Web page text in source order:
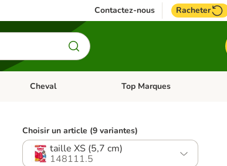
Contactez-nous Racheter
Poisson
Dérouler les catégories: Oiseau
Cheval Dérouler les catégories: Cheval
Top Marques
Choisir un article (9 variantes)
taille XS (5,7 cm)
148111.5